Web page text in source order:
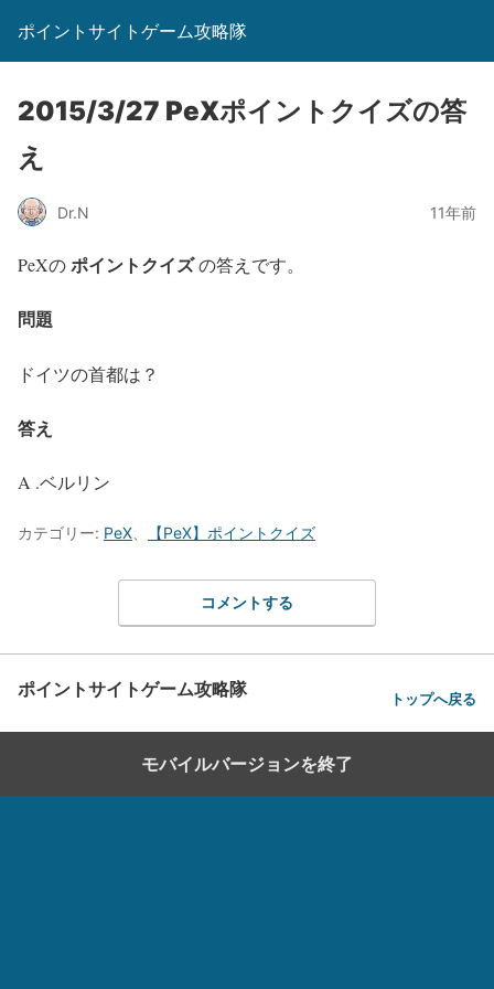
ポイントサイトゲーム攻略隊
2015/3/27 PeXポイントクイズの答
え
Dr.N 11年前
PeXのポイントクイズの答えです。
問題
ドイツの首都は？
答え
A .ベルリン
カテゴリー: PeX 【PeX】ポイントクイズ
コメントする
ポイントサイトゲーム攻略隊 トップへ戻る
モバイルバージョンを終了